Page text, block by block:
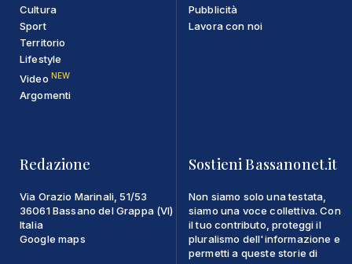
Cultura
Sport
Territorio
Lifestyle
Video NEW
Argomenti
Pubblicità
Lavora con noi
Redazione
Via Orazio Marinali, 51/53
36061 Bassano del Grappa (VI)
Italia
Google maps
Sostieni Bassanonet.it
Non siamo solo una testata,
siamo una voce collettiva. Con
il tuo contributo, proteggi il
pluralismo dell'informazione e
permetti a queste storie di